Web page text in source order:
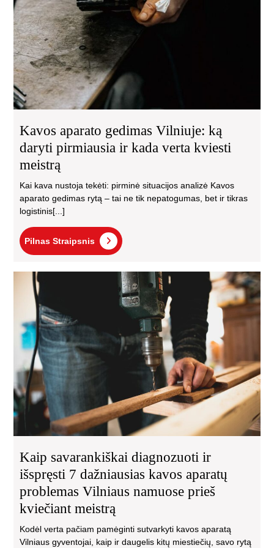
Kavos aparato gedimas Vilniuje: ką
daryti pirmiausia ir kada verta kviesti
meistrą
Kai kava nustoja tekėti: pirminė situacijos analizė Kavos
aparato gedimas rytą – tai ne tik nepatogumas, bet ir tikras
logistinis[...]
Pilnas Straipsnis
Pilnas
Straipsnis
ir
Kaip savarankiškai diagnozuoti ir
išspręsti 7 dažniausias kavos aparatų
problemas Vilniaus namuose prieš
kviečiant meistrą
Kodėl verta pačiam pamėginti sutvarkyti kavos aparatą
Vilniaus gyventojai, kaip ir daugelis kitų miestiečių, savo rytą